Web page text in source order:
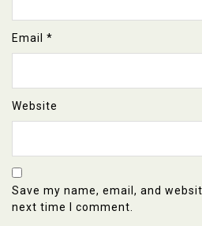
Email *
Website
Save my name, email, and
next time I comment.